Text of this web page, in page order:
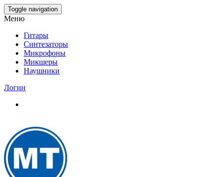
Skip
to
content
Toggle navigation
Меню
Гитары
Синтезаторы
Микрофоны
Микшеры
Наушники
Логин